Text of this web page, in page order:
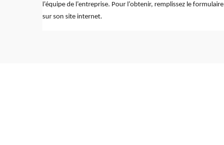
l’équipe de l’entreprise. Pour l’obtenir, remplissez le formulaire
sur son site internet.